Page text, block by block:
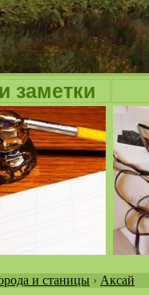
заметки
и станицы › Аксай